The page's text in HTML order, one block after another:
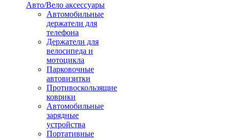
Авто/Вело аксессуары
Автомобильные
держатели для
телефона
Держатели для
велосипеда и
мотоцикла
Парковочные
автовизитки
Противоскользящие
коврики
Автомобильные
зарядные
устройства
Портативные